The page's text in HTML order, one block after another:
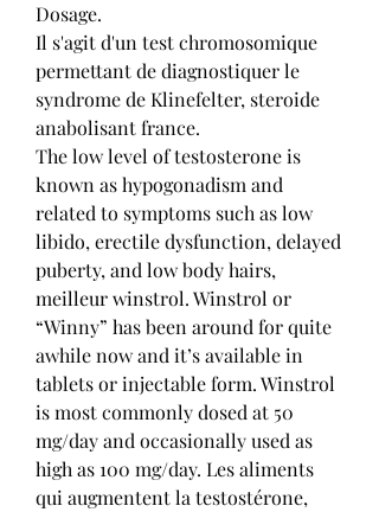
Dosage.
Il s'agit d'un test chromosomique
permettant de diagnostiquer le
syndrome de Klinefelter, steroide
anabolisant france.
The low level of testosterone is
known as hypogonadism and
related to symptoms such as low
libido, erectile dysfunction, delayed
puberty, and low body hairs,
meilleur winstrol. Winstrol or
“Winny” has been around for quite
awhile now and it’s available in
tablets or injectable form. Winstrol
is most commonly dosed at 50
mg/day and occasionally used as
high as 100 mg/day. Les aliments
qui augmentent la testostérone,